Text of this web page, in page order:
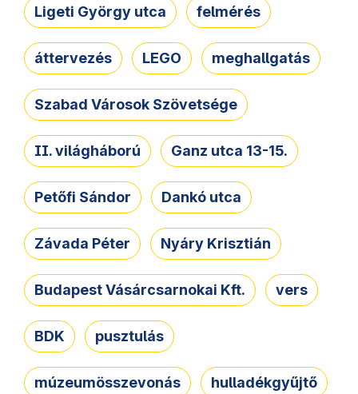
Ligeti György utca felmérés
áttervezés LEGO meghallgatás
Szabad Városok Szövetsége
II. világháború Ganz utca 13-15.
Petőfi Sándor Dankó utca
Závada Péter Nyáry Krisztián
Budapest Vásárcsarnokai Kft. vers
BDK pusztulás
múzeumösszevonás hulladékgyűjtő